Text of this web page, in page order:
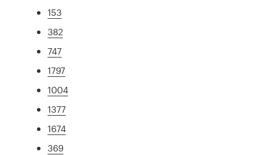
153
382
747
1797
1004
1377
1674
369